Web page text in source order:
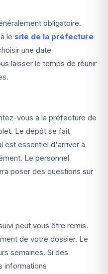
obligatoire.
le site de la préfecture
une date
laisser le temps de réunir
vous à la préfecture de
Le dépôt se fait
est essentiel d'arriver à
Le personnel
poser des questions sur
peut vous être remis.
de votre dossier. Le
semaines. Si des
informations